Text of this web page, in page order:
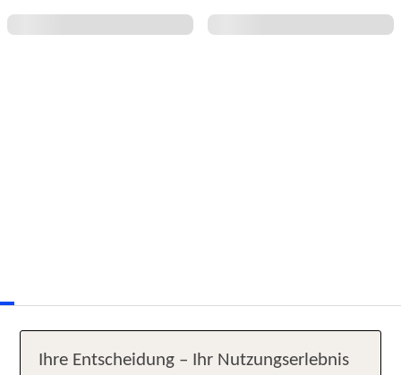
Ihre Entscheidung – Ihr Nutzungserlebnis